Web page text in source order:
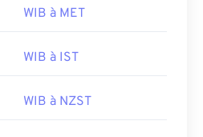
WIB à MET
WIB à IST
WIB à NZST